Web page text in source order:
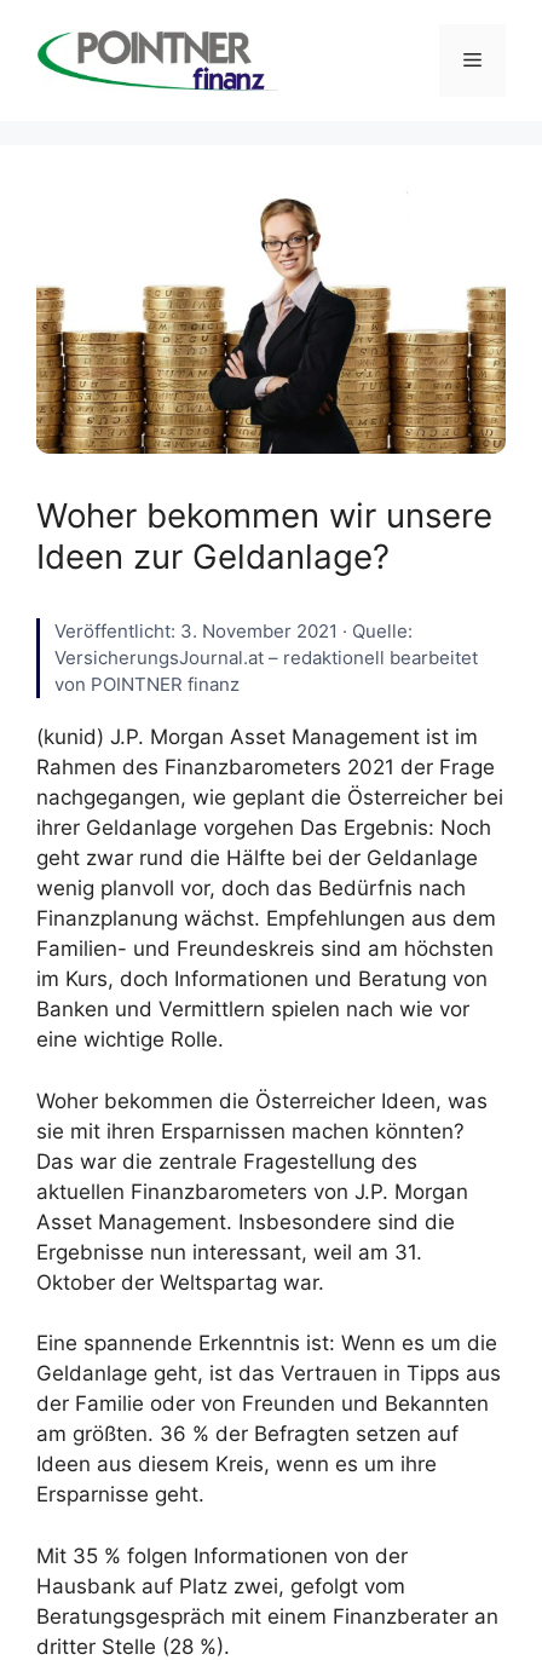
Inhalt
springen
Menü
Woher bekommen wir unsere
Ideen zur Geldanlage?
Veröffentlicht: 3. November 2021 · Quelle:
VersicherungsJournal.at – redaktionell bearbeitet
von POINTNER finanz
(kunid) J.P. Morgan Asset Management ist im
Rahmen des Finanzbarometers 2021 der Frage
nachgegangen, wie geplant die Österreicher bei
ihrer Geldanlage vorgehen Das Ergebnis: Noch
geht zwar rund die Hälfte bei der Geldanlage
wenig planvoll vor, doch das Bedürfnis nach
Finanzplanung wächst. Empfehlungen aus dem
Familien- und Freundeskreis sind am höchsten
im Kurs, doch Informationen und Beratung von
Banken und Vermittlern spielen nach wie vor
eine wichtige Rolle.
Woher bekommen die Österreicher Ideen, was
sie mit ihren Ersparnissen machen könnten?
Das war die zentrale Fragestellung des
aktuellen Finanzbarometers von J.P. Morgan
Asset Management. Insbesondere sind die
Ergebnisse nun interessant, weil am 31.
Oktober der Weltspartag war.
Eine spannende Erkenntnis ist: Wenn es um die
Geldanlage geht, ist das Vertrauen in Tipps aus
der Familie oder von Freunden und Bekannten
am größten. 36 % der Befragten setzen auf
Ideen aus diesem Kreis, wenn es um ihre
Ersparnisse geht.
Mit 35 % folgen Informationen von der
Hausbank auf Platz zwei, gefolgt vom
Beratungsgespräch mit einem Finanzberater an
dritter Stelle (28 %).